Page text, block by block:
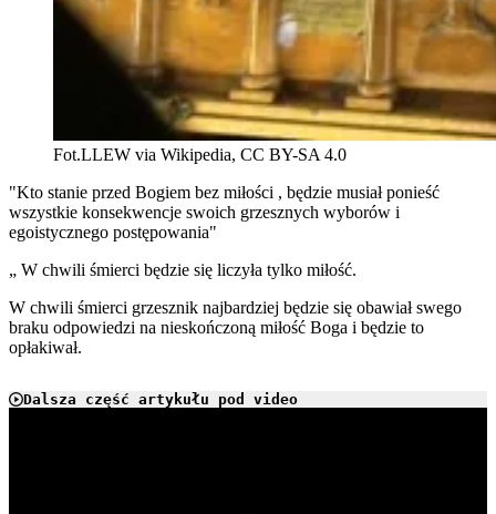
Fot.LLEW via Wikipedia, CC BY-SA 4.0
"Kto stanie przed Bogiem bez miłości , będzie musiał ponieść
wszystkie konsekwencje swoich grzesznych wyborów i
egoistycznego postępowania"
„ W chwili śmierci będzie się liczyła tylko miłość.
W chwili śmierci grzesznik najbardziej będzie się obawiał swego
braku odpowiedzi na nieskończoną miłość Boga i będzie to
opłakiwał.
Dalsza część artykułu pod video